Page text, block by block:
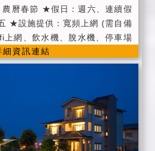
曆春節 ★假日：週六、連續假
★設施提供：寬頻上網 (需自備
上網、飲水機、脫水機、停車場
冷暖氣空調。 ★提供中西式自助
用餐)。 ★提供大、小毛巾，盥
手作下午茶（15:00~17:00） ★
娜輪接送 ★提供兒童騎乘玩具與
送-麗娜輪、火車、客運。(麻煩
細資訊連結